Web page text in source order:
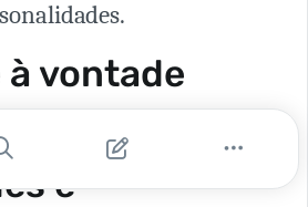
vontade
as frases em
e